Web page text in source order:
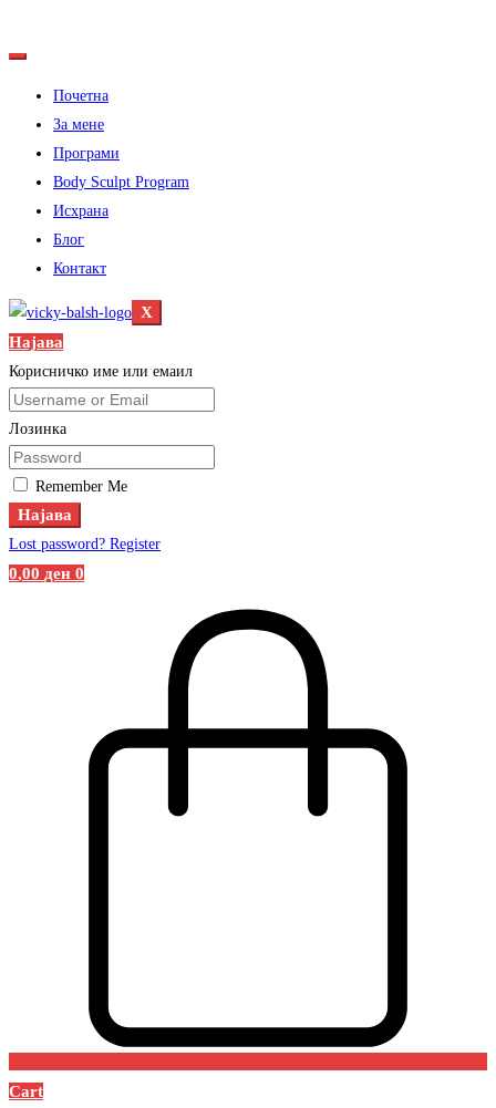
Почетна
За мене
Програми
Body Sculpt Program
Исхрана
Блог
Контакт
X
Најава
Корисничко име или емаил
Лозинка
Remember Me
Најава
Lost password? Register
0,00 ден 0
Cart